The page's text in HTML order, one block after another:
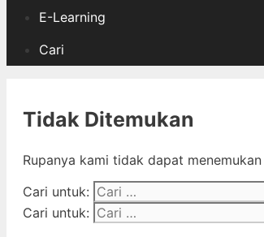
E-Learning
Cari
Tidak Ditemukan
Rupanya kami tidak dapat
Cari untuk:
Cari untuk: